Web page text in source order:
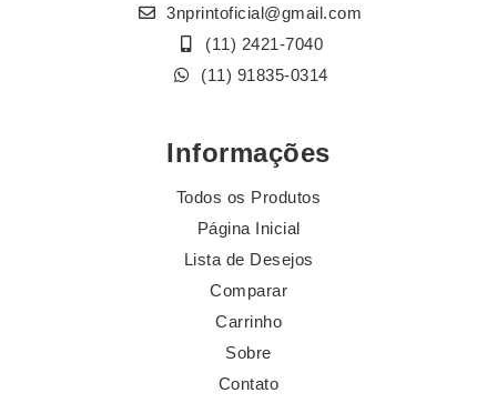
3nprintoficial@gmail.com
(11) 2421-7040
(11) 91835-0314
Informações
Todos os Produtos
Página Inicial
Lista de Desejos
Comparar
Carrinho
Sobre
Contato